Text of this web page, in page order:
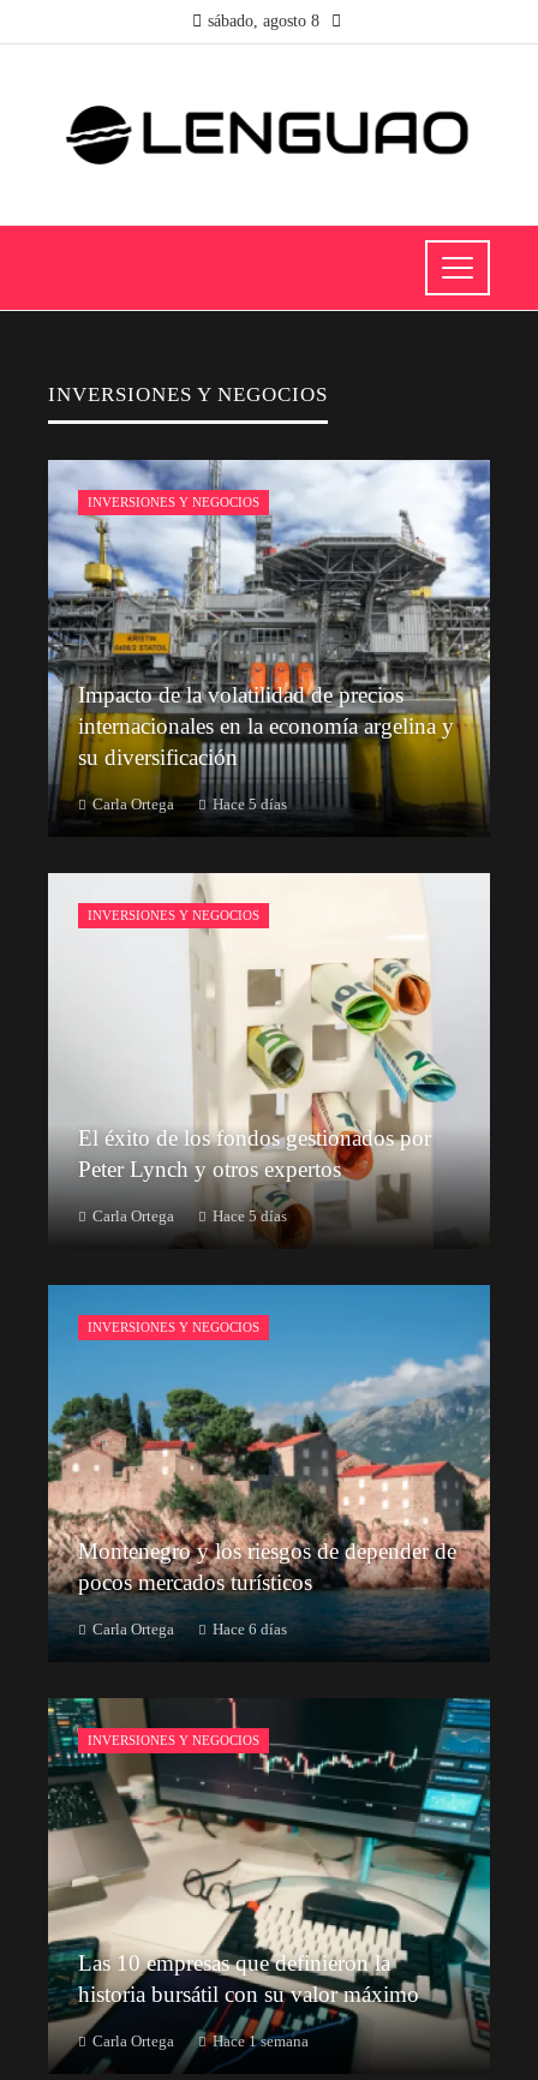
sábado, agosto 8
INVERSIONES Y NEGOCIOS
INVERSIONES Y NEGOCIOS
Impacto de la volatilidad de precios
internacionales en la economía argelina y
su diversificación
Carla Ortega Hace 5 días
INVERSIONES Y NEGOCIOS
El éxito de los fondos gestionados por
Peter Lynch y otros expertos
Carla Ortega Hace 5 días
INVERSIONES Y NEGOCIOS
Montenegro y los riesgos de depender de
pocos mercados turísticos
Carla Ortega Hace 6 días
INVERSIONES Y NEGOCIOS
Las 10 empresas que definieron la
historia bursátil con su valor máximo
Carla Ortega Hace 1 semana